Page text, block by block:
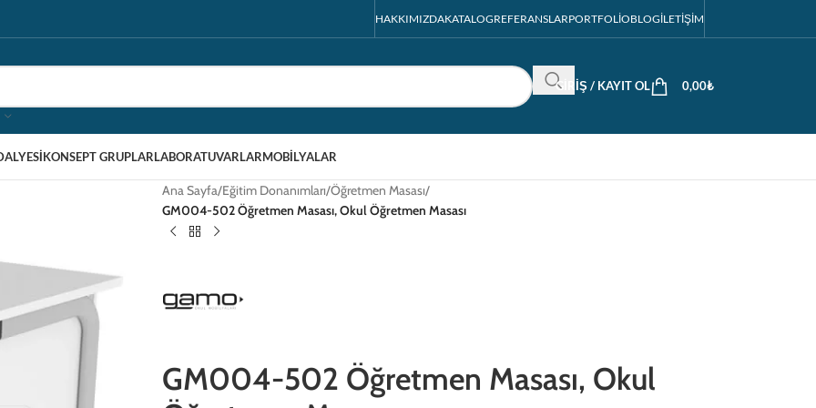
HAKKIMIZDAKATALOGREFERANSLARPORTFOLIOBLOGİLETIŞIM
GIRIŞ / KAYIT OL 0,00₺
KONSEPT GRUPLARLABORATUVARLARMOBILYALAR
Ana Sayfa/Eğitim Donanımları/Öğretmen Masası/
GM004-502 Öğretmen Masası, Okul Öğretmen Masası
GM004-502 Öğretmen Masası, Okul